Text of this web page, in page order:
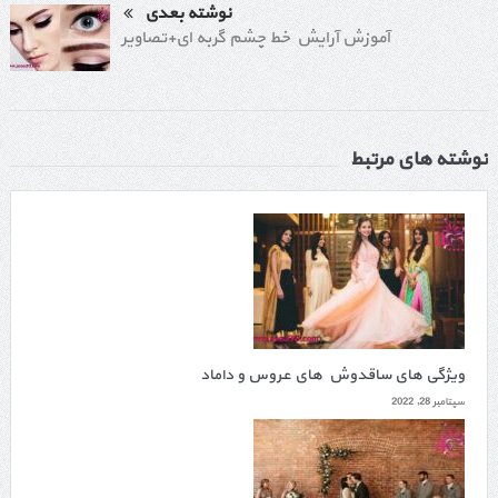
نوشته بعدی
آموزش آرایش خط چشم گربه ای+تصاویر
نوشته های مرتبط
ویژگی های ساقدوش های عروس و داماد
سپتامبر 28, 2022